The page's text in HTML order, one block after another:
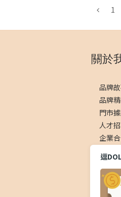
1
關於
品牌
品牌
門市
人才
企業
社
逗